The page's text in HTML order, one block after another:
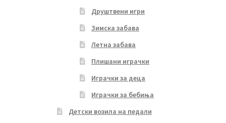
Друштвени игри
Зимска забава
Летна забава
Плишани играчки
Играчки за деца
Играчки за бебиња
Детски возила на педали